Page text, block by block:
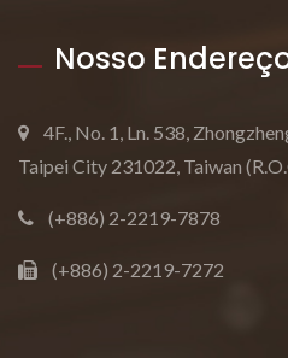
Nosso
4F., No. 1, Ln. 538,
Taipei City 231022, Taiwan
(+886) 2-2219-7878
(+886) 2-2219-7272